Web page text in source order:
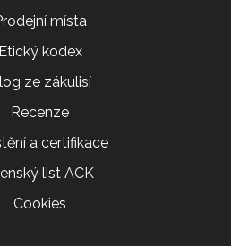
místa
Etický kodex
ze zákulisí
Recenze
a certifikace
list ACK
Cookies